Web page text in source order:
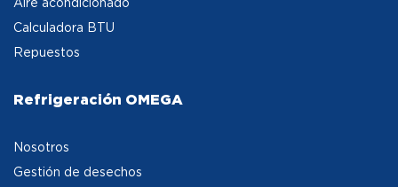
Calculadora BTU
Repuestos
Refrigeración OMEGA
Nosotros
Gestión de desechos